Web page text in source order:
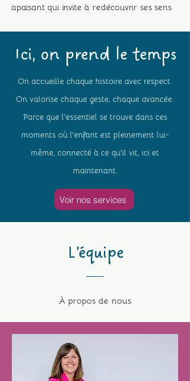
apaisant qui invite à redécouvrir ses sens
Ici, on prend le temps
On accueille chaque histoire avec respect.
On valorise chaque geste, chaque avancée.
Parce que l'essentiel se trouve dans ces
moments où l'enfant est pleinement lui-
même, connecté à ce qu'il vit, ici et
maintenant.
Voir nos services
L'équipe
À propos de nous